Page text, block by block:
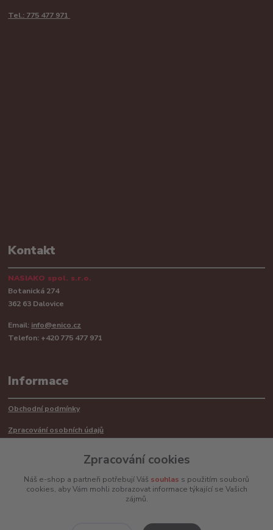
Tel.: 775 477 971
Kontakt
NASIAKO spol. s.r.o.
Botanická 274
362 63 Dalovice
Email: info@enico.cz
Telefon: +420 775 477 971
Informace
Obchodní podmínky
Zpracování osobních údajů
Mimosoudní řešení sporů ADR
Zpracování cookies
Náš e-shop a partneři potřebují Váš souhlas s použitím souborů
cookies, aby Vám mohli zobrazovat informace týkající se Vašich
zájmů.